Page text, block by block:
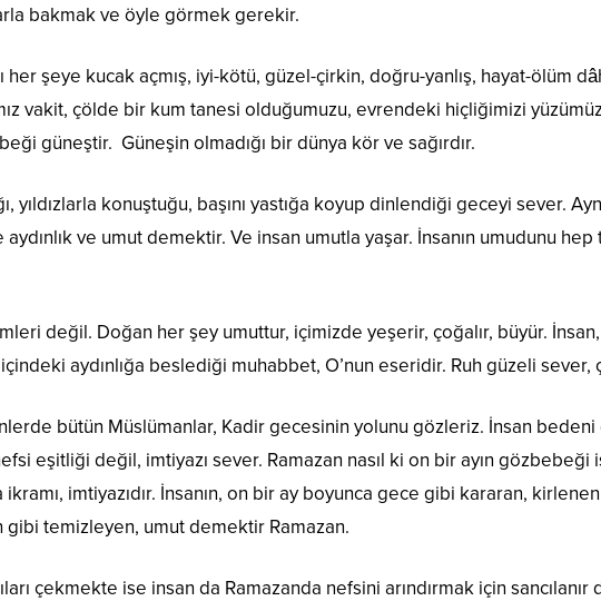
bakmak ve öyle görmek gerekir.
her şeye kucak açmış, iyi-kötü, güzel-çirkin, doğru-yanlış, hayat-ölüm
vakit, çölde bir kum tanesi olduğumuzu, evrendeki hiçliğimizi
güneştir. Güneşin olmadığı bir dünya kör ve sağırdır.
yıldızlarla konuştuğu, başını yastığa koyup dinlendiği geceyi sever.
aydınlık ve umut demektir. Ve insan umutla yaşar. İnsanın umudunu
değil. Doğan her şey umuttur, içimizde yeşerir, çoğalır, büyür.
aydınlığa beslediği muhabbet, O’nun eseridir. Ruh güzeli sever,
bütün Müslümanlar, Kadir gecesinin yolunu gözleriz. İnsan
eşitliği değil, imtiyazı sever. Ramazan nasıl ki on bir ayın
imtiyazıdır. İnsanın, on bir ay boyunca gece gibi kararan, kirlenen
gibi temizleyen, umut demektir Ramazan.
çekmekte ise insan da Ramazanda nefsini arındırmak için